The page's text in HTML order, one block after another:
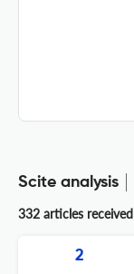
Scite analysis
332 articles received
2